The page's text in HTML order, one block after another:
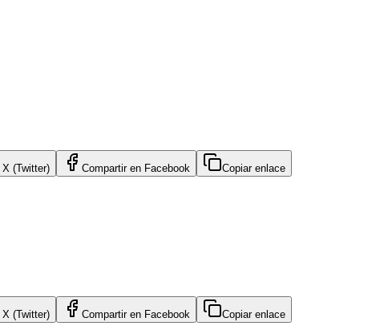
X (Twitter) Compartir en Facebook Copiar enlace
X (Twitter) Compartir en Facebook Copiar enlace